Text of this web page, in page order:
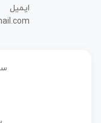
ایمیل